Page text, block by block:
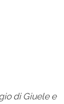
di Giuele e